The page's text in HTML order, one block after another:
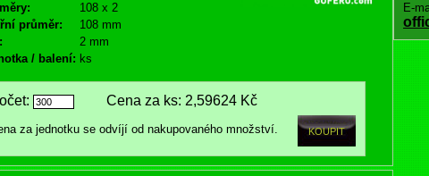
108 x 2
průměr:
108 mm
2 mm
/ balení: ks
Cena za ks: 2,59624 Kč
za jednotku se odvíjí od nakupovaného množství.
E-